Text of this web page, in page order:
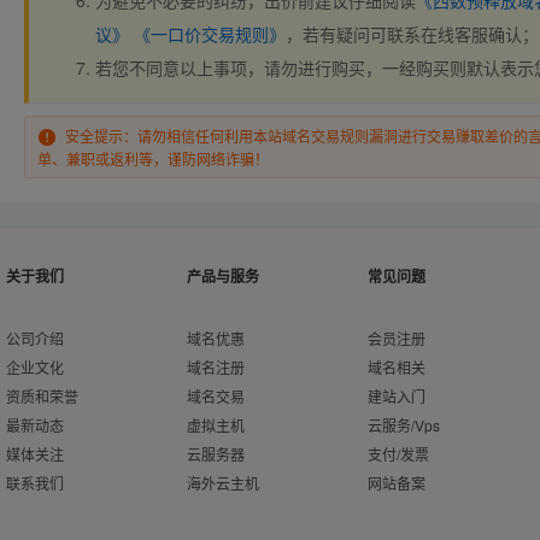
议》
《一口价交易规则》 ，若有疑问可联系在线客服确认；
若您不同意以上事项，请勿进行购买，一经购买则默认表
安全提示：请勿相信任何利用本站域名交易规则漏洞进行交易赚取差价的
单、兼职或返利等，谨防网络诈骗！
关于我们
公司介绍
企业文化
资质和荣誉
最新动态
媒体关注
联系我们
产品与服务
域名优惠
域名注册
域名交易
虚拟主机
云服务器
海外云主机
常见问题
会员注册
域名相关
建站入门
云服务/Vps
支付/发票
网站备案